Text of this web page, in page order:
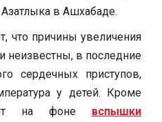
в Ашхабаде.
что причины увеличения
в последние
сердечных приступов,
у детей. Кроме
на фоне вспышки